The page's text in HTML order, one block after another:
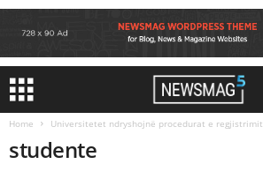
Home Universitetet ndryshojnë procedurat e regjistrimit
studente